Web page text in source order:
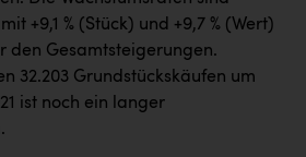
+9,1 % (Stück) und +9,7 % (Wert)
den Gesamtsteigerungen.
32.203 Grundstückskäufen um
ist noch ein langer